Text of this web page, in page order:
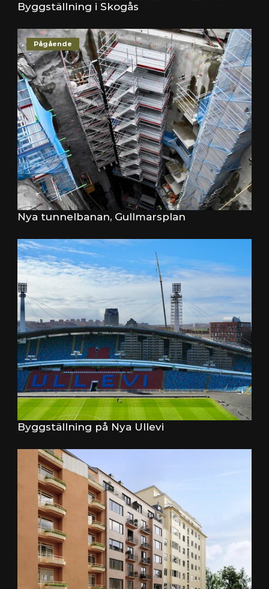
Byggställning i Skogås
Pågående
Nya tunnelbanan, Gullmarsplan
Byggställning på Nya Ullevi